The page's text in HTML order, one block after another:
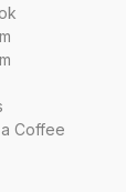
Coffee